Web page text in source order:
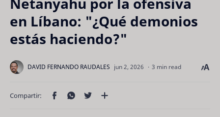
en Líbano: "¿Qué demonios
estás haciendo?"
3 min read